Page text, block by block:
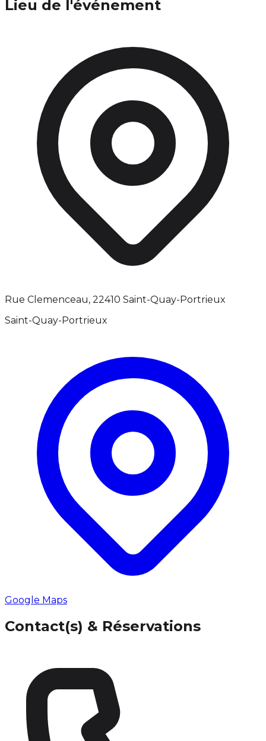
Lieu de l'événement
Rue Clemenceau, 22410 Saint-Quay-Portrieux
Saint-Quay-Portrieux
Google Maps
Contact(s) & Réservations